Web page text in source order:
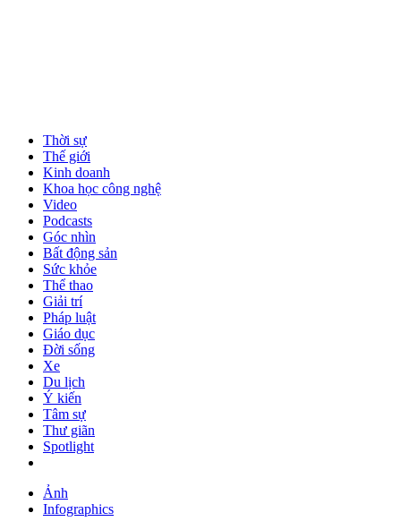
Thời sự
Thế giới
Kinh doanh
Khoa học công nghệ
Video
Podcasts
Góc nhìn
Bất động sản
Sức khỏe
Thể thao
Giải trí
Pháp luật
Giáo dục
Đời sống
Xe
Du lịch
Ý kiến
Tâm sự
Thư giãn
Spotlight
Ảnh
Infographics